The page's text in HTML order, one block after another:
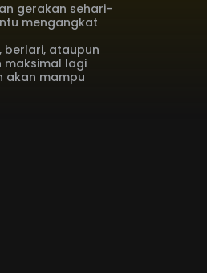
gerakan sehari-
mengangkat
berlari, ataupun
maksimal lagi
akan mampu